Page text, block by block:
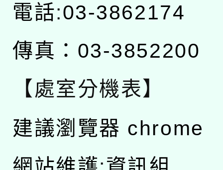
電話:03-3862174
傳真：03-3852200
【處室分機表】
建議瀏覽器 chrome